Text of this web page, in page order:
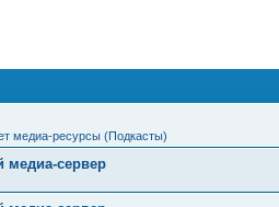
медиа-ресурсы (Подкасты)
сервер